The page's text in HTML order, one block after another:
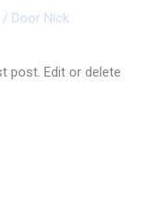
/ Door Nick
post. Edit or delete